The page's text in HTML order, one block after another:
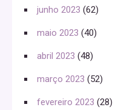
junho 2023 (62)
maio 2023 (40)
abril 2023 (48)
março 2023 (52)
fevereiro 2023 (28)